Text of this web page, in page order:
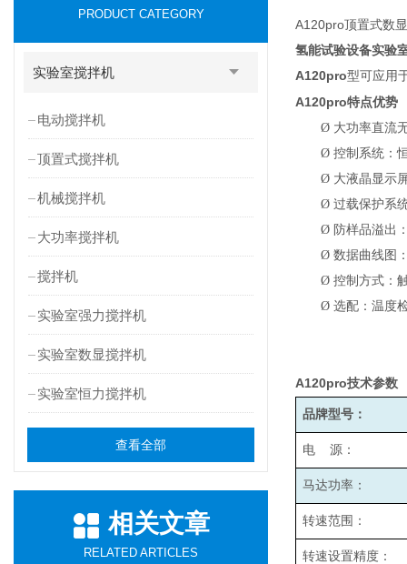
PRODUCT CATEGORY
实验室搅拌机
电动搅拌机
顶置式搅拌机
机械搅拌机
大功率搅拌机
搅拌机
实验室强力搅拌机
实验室数显搅拌机
实验室恒力搅拌机
查看全部
相关文章
RELATED ARTICLES
A120pro顶置式数
氢能试验设备实验
A120pro型可应用
A120pro特点优势
Ø 大功率直流
Ø 控制系统：
Ø 大液晶显示
Ø 过载保护系
Ø 防样品溢出
Ø 数据曲线图
Ø 控制方式：
Ø 选配：温度
A120pro技术参数
品牌型号：
电 源：
马达功率：
转速范围：
转速设置精度：